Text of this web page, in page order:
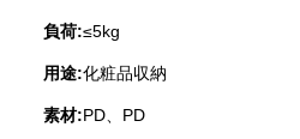
負荷:≤5kg
用途:化粧品収納
素材:PD、PD